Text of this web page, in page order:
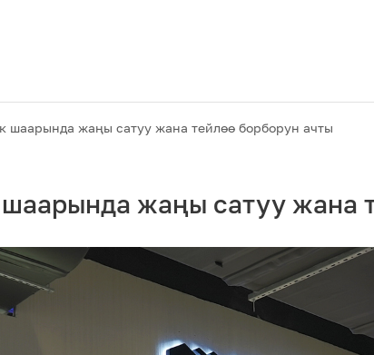
шаарында жаңы сатуу жана тейлөө борборун ачты
жаңы сатуу жана